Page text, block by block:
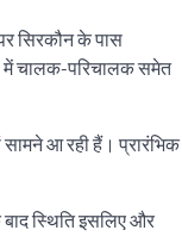
सिरकौन के पास
में चालक-परिचालक समेत
सामने आ रही हैं। प्रारंभिक
स्थिति इसलिए और